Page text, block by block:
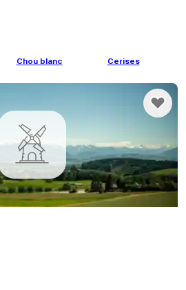
Chou blanc Cerises